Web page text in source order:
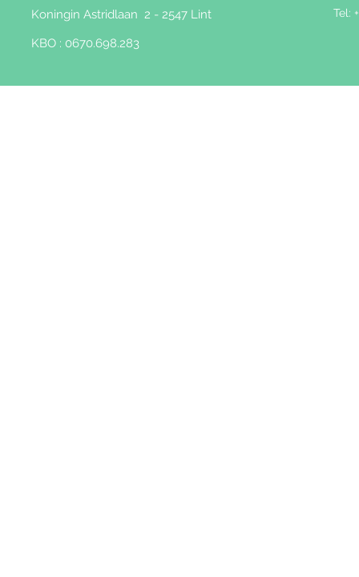
Koningin Astridlaan 2 - 2547 Lint
KBO : 0670.698.283
Tel: